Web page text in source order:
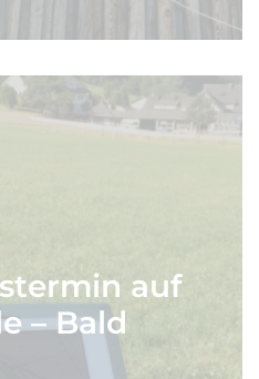
auf
– Bald